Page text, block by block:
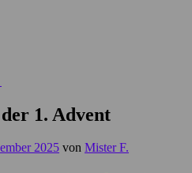
1. Advent
2025 von Mister F.